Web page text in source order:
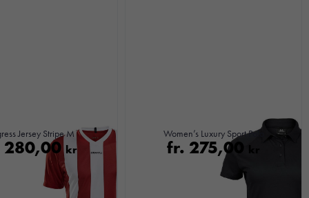
Jersey Stripe M
280,00kr
Women’s Luxury Sport Polo
fr. 275,00